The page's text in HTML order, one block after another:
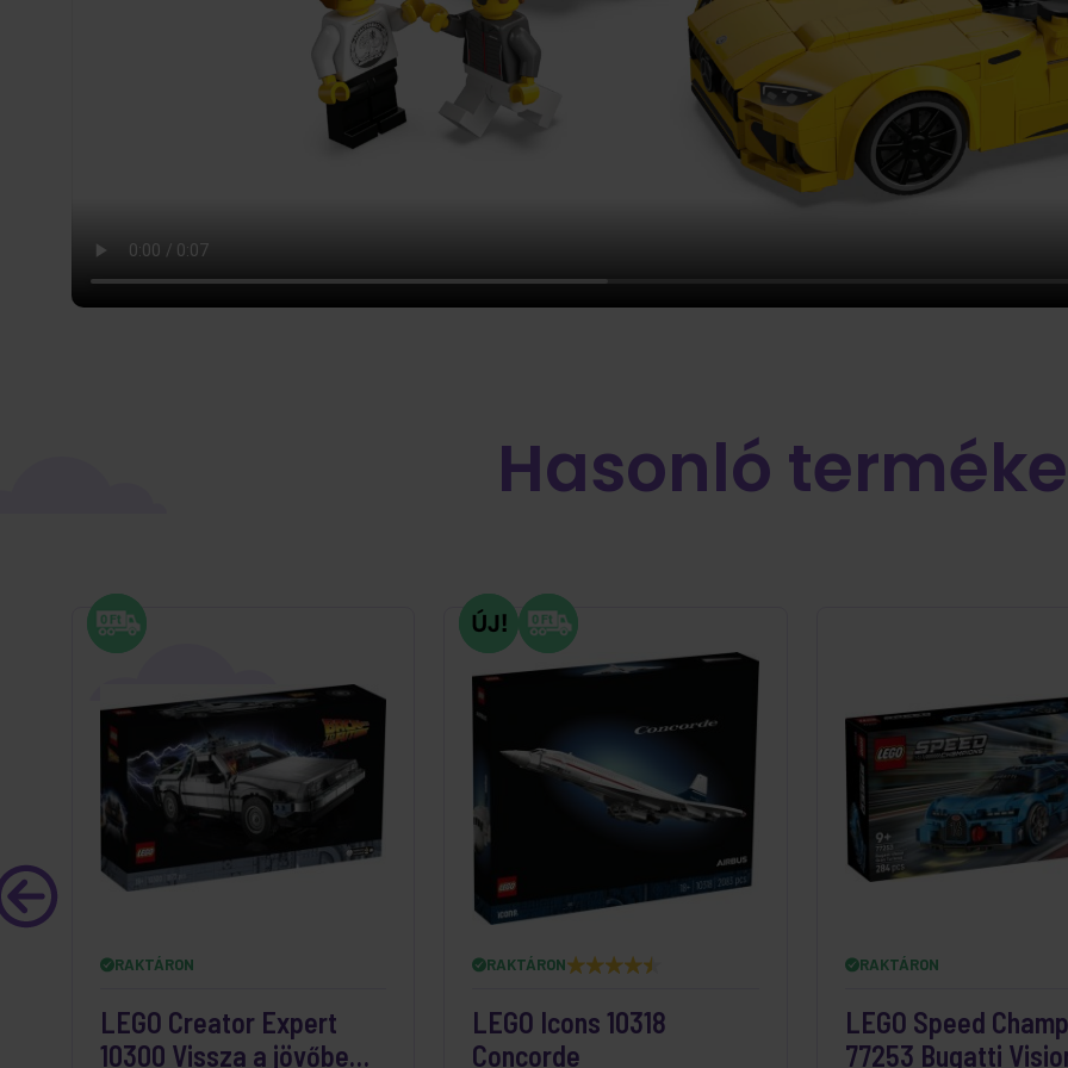
Hasonló
RAKTÁRON
LEGO Creator Expert
10300 Vissza a jövőbe
RAKTÁRON
LEGO Icons 10318
Concorde
RAKTÁRON
LEGO Speed
77253 Bugatti